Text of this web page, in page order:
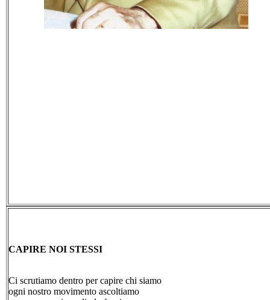
CAPIRE NOI STESSI
Ci scrutiamo dentro per capire chi siamo
ogni nostro movimento ascoltiamo